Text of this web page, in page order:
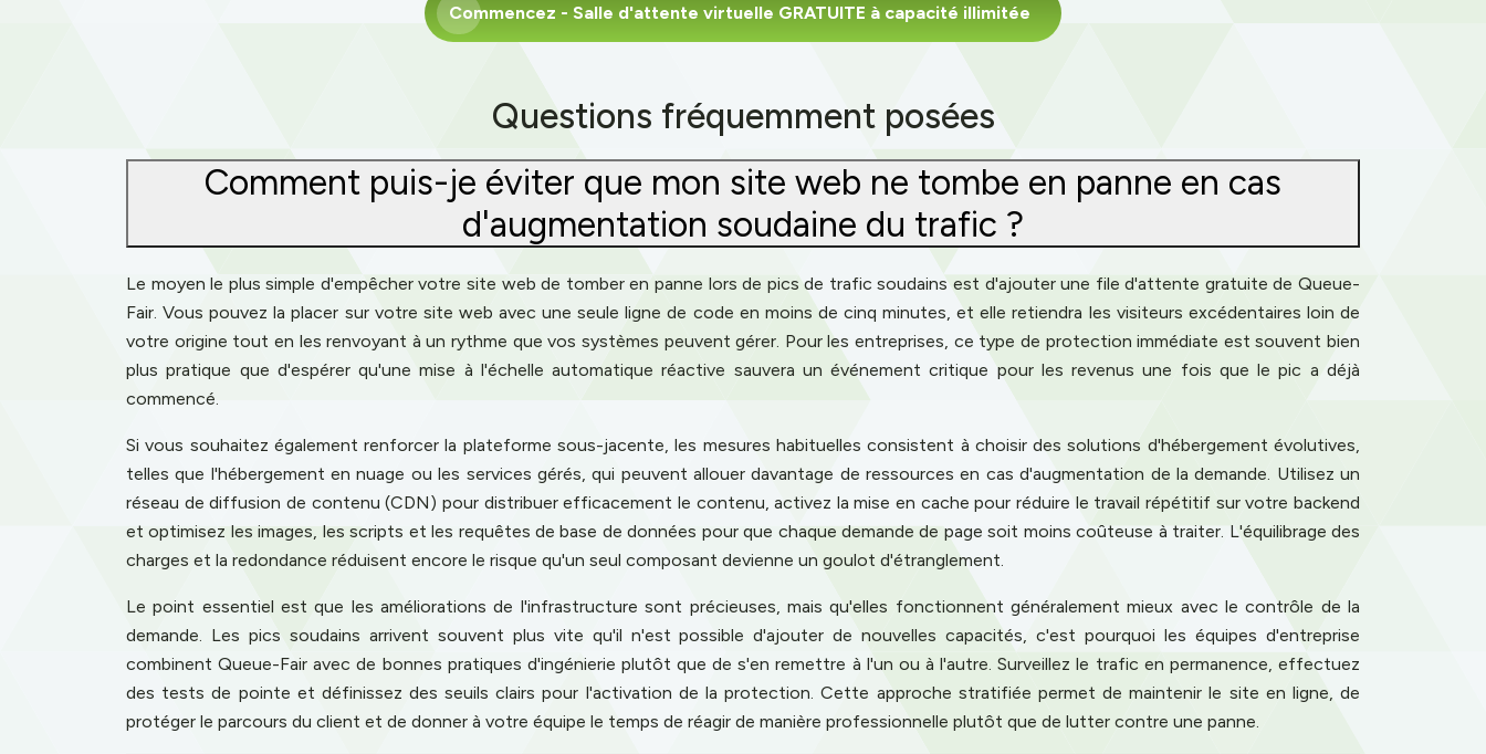
Commencez - Salle d'attente virtuelle GRATUITE à capacité illimitée
Questions fréquemment posées
Comment puis-je éviter que mon site web ne tombe en panne en cas
d'augmentation soudaine du trafic ?
Le moyen le plus simple d'empêcher votre site web de tomber en panne lors de pics de trafic soudains est d'ajouter une file d'attente gratuite de Queue-
Fair. Vous pouvez la placer sur votre site web avec une seule ligne de code en moins de cinq minutes, et elle retiendra les visiteurs excédentaires loin de
votre origine tout en les renvoyant à un rythme que vos systèmes peuvent gérer. Pour les entreprises, ce type de protection immédiate est souvent bien
plus pratique que d'espérer qu'une mise à l'échelle automatique réactive sauvera un événement critique pour les revenus une fois que le pic a déjà
commencé.
Si vous souhaitez également renforcer la plateforme sous-jacente, les mesures habituelles consistent à choisir des solutions d'hébergement évolutives,
telles que l'hébergement en nuage ou les services gérés, qui peuvent allouer davantage de ressources en cas d'augmentation de la demande. Utilisez un
réseau de diffusion de contenu (CDN) pour distribuer efficacement le contenu, activez la mise en cache pour réduire le travail répétitif sur votre backend
et optimisez les images, les scripts et les requêtes de base de données pour que chaque demande de page soit moins coûteuse à traiter. L'équilibrage des
charges et la redondance réduisent encore le risque qu'un seul composant devienne un goulot d'étranglement.
Le point essentiel est que les améliorations de l'infrastructure sont précieuses, mais qu'elles fonctionnent généralement mieux avec le contrôle de la
demande. Les pics soudains arrivent souvent plus vite qu'il n'est possible d'ajouter de nouvelles capacités, c'est pourquoi les équipes d'entreprise
combinent Queue-Fair avec de bonnes pratiques d'ingénierie plutôt que de s'en remettre à l'un ou à l'autre. Surveillez le trafic en permanence, effectuez
des tests de pointe et définissez des seuils clairs pour l'activation de la protection. Cette approche stratifiée permet de maintenir le site en ligne, de
protéger le parcours du client et de donner à votre équipe le temps de réagir de manière professionnelle plutôt que de lutter contre une panne.